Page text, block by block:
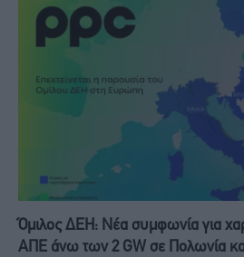
Όμιλος ΔΕΗ: Νέα συμφωνία για
ΑΠΕ άνω των 2 GW σε Πολωνία